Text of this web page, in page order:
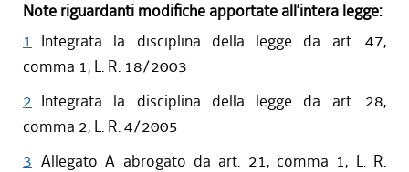
Note riguardanti modifiche apportate all’intera legge:
1 Integrata la disciplina della legge da art. 47,
comma 1, L. R. 18/2003
2 Integrata la disciplina della legge da art. 28,
comma 2, L. R. 4/2005
3 Allegato A abrogato da art. 21, comma 1, L. R.